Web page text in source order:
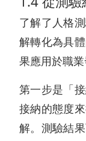
了解了人格
解轉化為具
果應用於職業
第一步是「
接納的態度
解。測驗結